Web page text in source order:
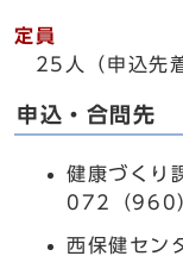
定員
25人（申込先
申込・合問先
健康づく
072（960
西保健セン